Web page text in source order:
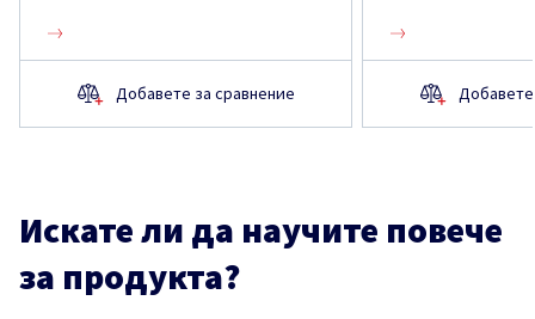
Добавете за сравнение Добавете
Искате ли да научите повече
за продукта?